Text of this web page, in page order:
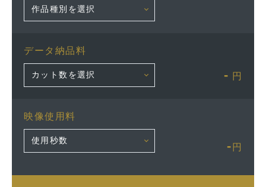
データ納品料
- 円
映像使用料
- 円